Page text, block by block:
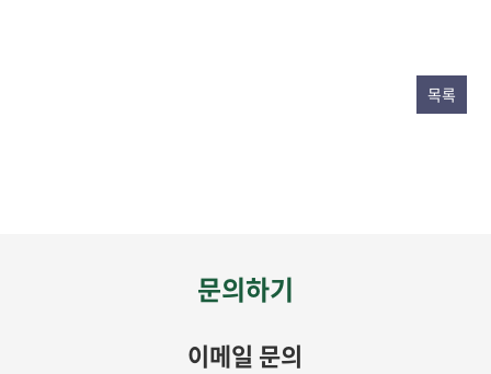
목록
문의하기
이메일 문의